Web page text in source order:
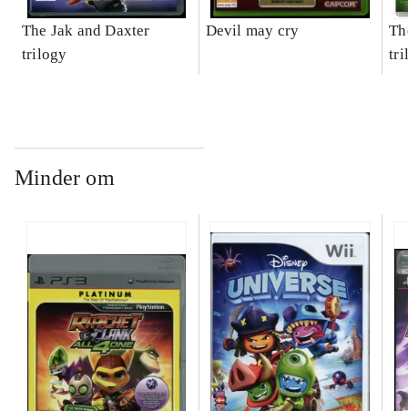
The Jak and Daxter
trilogy
Devil may cry
Minder om